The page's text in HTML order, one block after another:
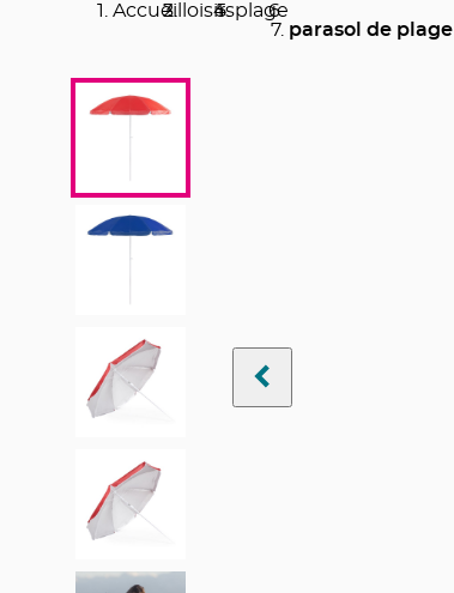
Accueil loisirsplage
parasol de plage